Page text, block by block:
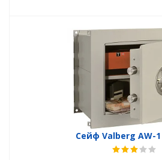
Сейф Valberg AW-1